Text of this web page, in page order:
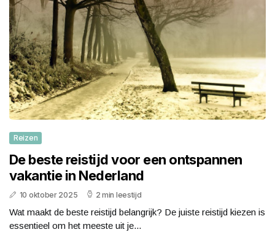
Reizen
De beste reistijd voor een ontspannen
vakantie in Nederland
10 oktober 2025 2 min leestijd
Wat maakt de beste reistijd belangrijk? De juiste reistijd kiezen is
essentieel om het meeste uit je...